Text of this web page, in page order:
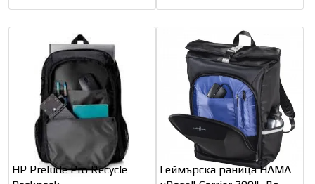
HP Prelude Pro Recycle
Геймърска раница HAMA